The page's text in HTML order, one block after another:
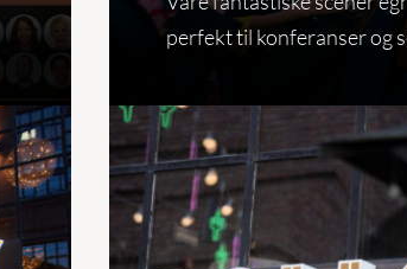
perfekt til konferanser og